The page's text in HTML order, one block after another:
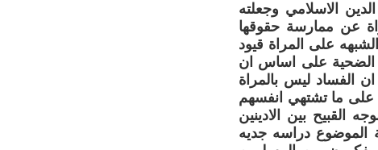
الاسلامي وجعلته
عن ممارسة حقوقها
على المراة قيود
الضحية على اساس ان
الفساد ليس بالمراة
على ما تشتهي انفسهم
القبيح بين الادينين
الموضوع دراسه جديه